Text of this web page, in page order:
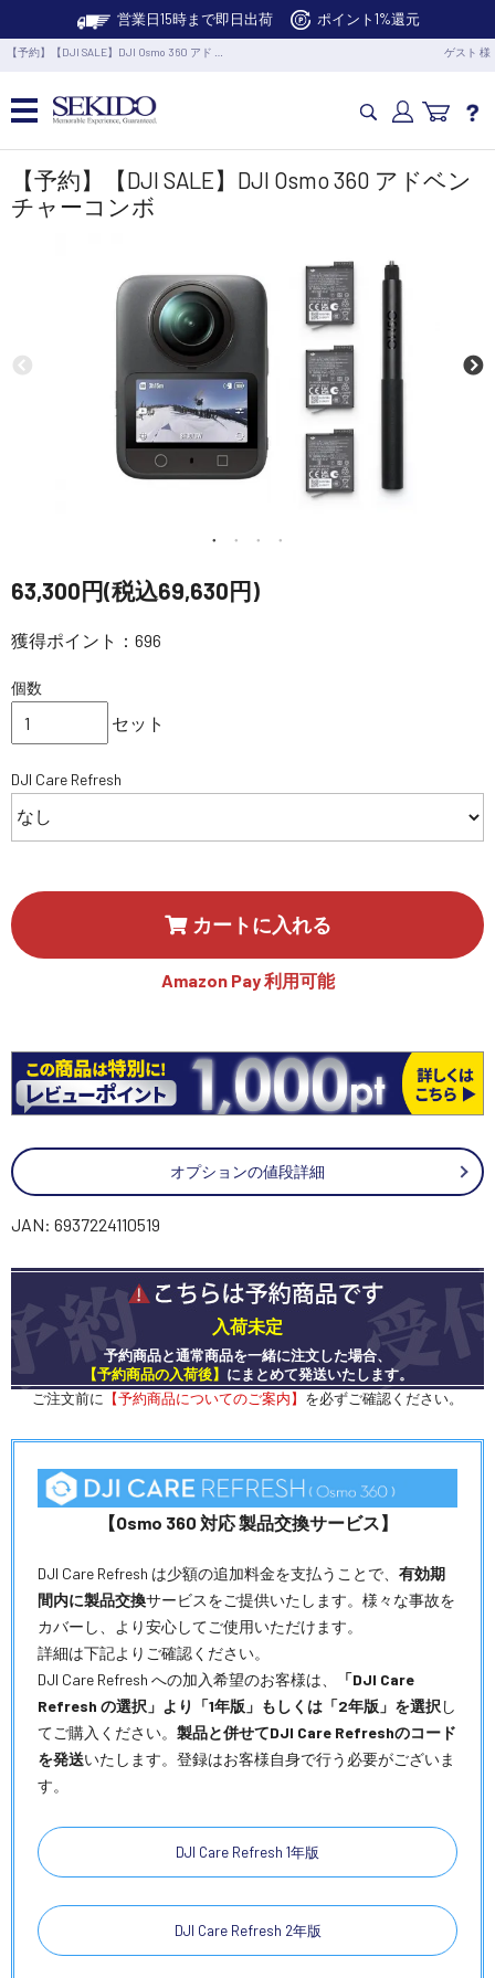
営業日15時まで即日出荷 ポイント1%還元
【予約】【DJI SALE】DJI Osmo 360 アド … ゲスト 様
カメラドローン・生活家電
業務用ドローン・業務関連製品
水中ドローン(ROV)・水中スクーター
RC・ロボット部品
定期配信!
サポート・Q&A / 法人・学生のお客様
コーポレートサイト
SEKIDO 会社概要
【予約】【DJI SALE】DJI Osmo 360 アドベン
チャーコンボ
63,300円(税込69,630円)
獲得ポイント：696
個数
セット
DJI Care Refresh
カートに入れる
Amazon Pay 利用可能
オプションの値段詳細
JAN: 6937224110519
入荷未定
予約商品と通常商品を一緒に注文した場合、
【予約商品の入荷後】 にまとめて発送いたします。
ご注文前に
【予約商品についてのご案内】 を必ずご確認ください。
【Osmo 360 対応 製品交換サービス】
DJI Care Refresh は少額の追加料金を支払うことで、有効期
間内に製品交換サービスをご提供いたします。様々な事故を
カバーし、より安心してご使用いただけます。
詳細は下記よりご確認ください。
DJI Care Refresh への加入希望のお客様は、
「DJI Care
Refresh の選択」より「1年版」もしくは「2年版」を選択し
てご購入ください。製品と併せてDJI Care Refreshのコード
を発送いたします。登録はお客様自身で行う必要がございま
す。
DJI Care Refresh 1年版
DJI Care Refresh 2年版